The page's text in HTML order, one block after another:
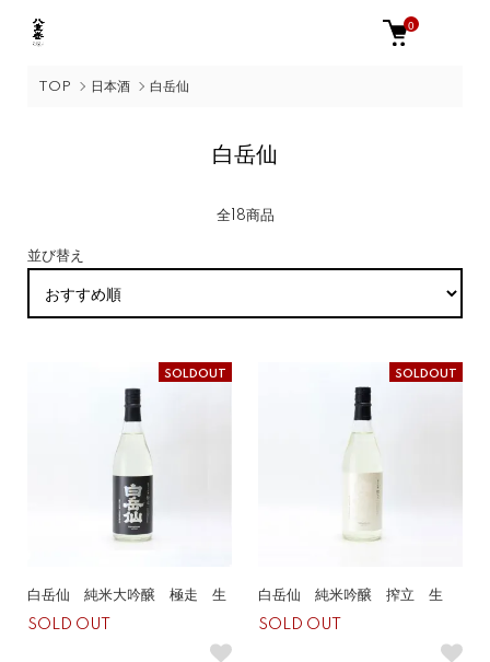
0
TOP 日本酒 白岳仙
白岳仙
全18商品
並び替え
SOLDOUT
白岳仙 純米大吟醸 極走 生
SOLD OUT
SOLDOUT
白岳仙 純米吟醸 搾立 生
SOLD OUT